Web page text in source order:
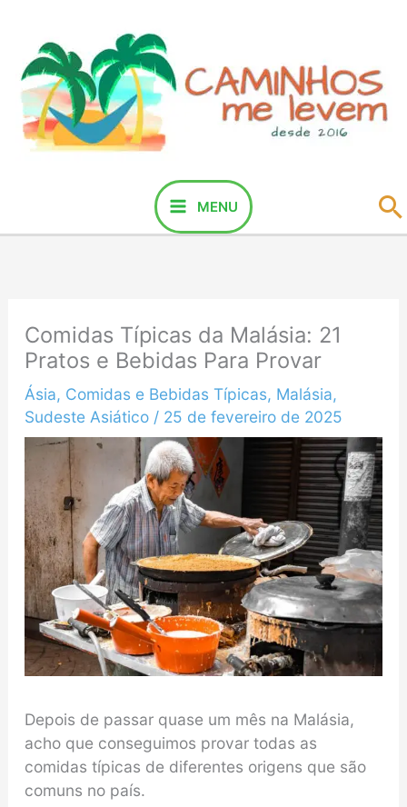
conteúdo
MENU
Comidas Típicas da Malásia: 21
Pratos e Bebidas Para Provar
Ásia, Comidas e Bebidas Típicas, Malásia,
Sudeste Asiático/ 25 de fevereiro de 2025
Depois de passar quase um mês na Malásia,
acho que conseguimos provar todas as
comidas típicas de diferentes origens que são
comuns no país.